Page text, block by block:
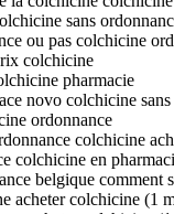
sans
ou pas colchicine
colchicine
pharmacie
novo colchicine
ordonnance
colchicine
colchicine en
belgique comment
acheter colchicine (1